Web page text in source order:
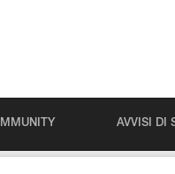
AVVISI DI